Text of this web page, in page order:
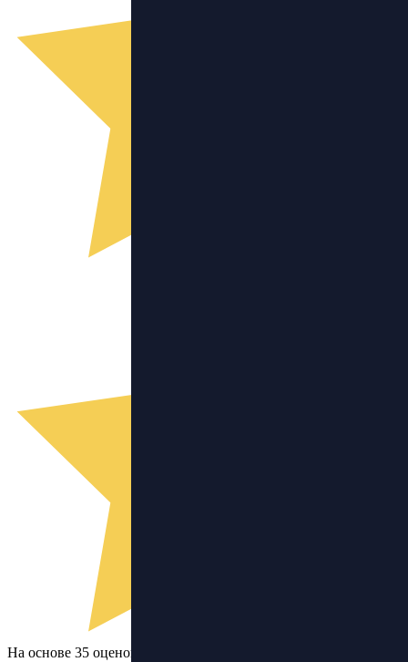
На основе 35 оценок